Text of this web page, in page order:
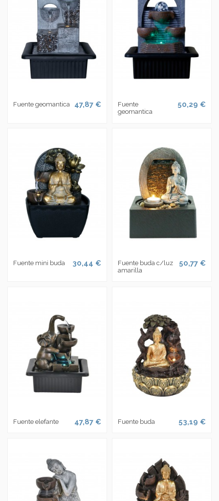
Fuente geomantica 47,87 €
Fuente
geomantica
50,29 €
Fuente mini buda 30,44 €
Fuente buda c/luz
amarilla
50,77 €
Fuente elefante 47,87 € Fuente buda 53,19 €